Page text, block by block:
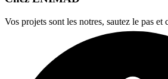
Vos projets sont les notres, sautez le pas et